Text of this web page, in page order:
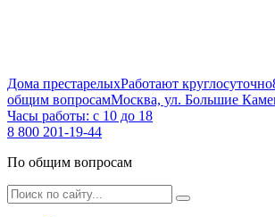
Дома престарелыхРаботают круглосуточно
общим вопросамМосква, ул. Большие
Часы работы: с 10 до 18
8 800 201-19-44
По общим вопросам